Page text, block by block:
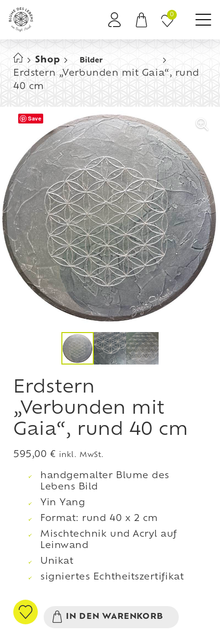
0
Shop Bilder
Erdstern „Verbunden mit Gaia“, rund
40 cm
Save
Erdstern
„Verbunden mit
Gaia“, rund 40 cm
595,00 € inkl. MwSt.
handgemalter Blume des
Lebens Bild
Yin Yang
Format: rund 40 x 2 cm
Mischtechnik und Acryl auf
Leinwand
Unikat
signiertes Echtheitszertifikat
IN DEN WARENKORB